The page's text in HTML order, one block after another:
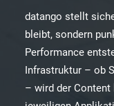
datango stellt
bleibt, sondern
Performance
Infrastruktur – ob
– wird der